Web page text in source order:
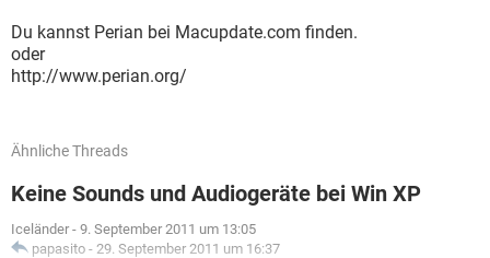
Du kannst Perian bei Macupdate.com finden.
oder
http://www.perian.org/
Ähnliche Threads
Keine Sounds und Audiogeräte bei Win XP
Iceländer - 9. September 2011 um 13:05
papasito - 29. September 2011 um 16:37